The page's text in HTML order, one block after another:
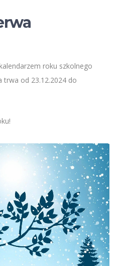
roku szkolnego
trwa od 23.12.2024 do